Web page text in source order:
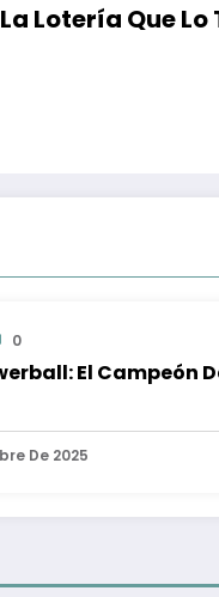
Lotería Que Lo
0
El Campeón
De 2025